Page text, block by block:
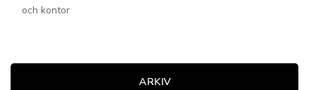
och kontor
ARKIV